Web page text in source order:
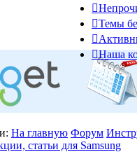
Темы
Наша
На главную Форум
статьи для Samsung